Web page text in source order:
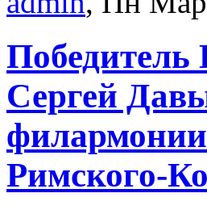
Победитель
Сергей
Римского-